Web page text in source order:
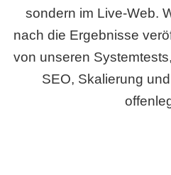
sondern im Live-Web.
nach die Ergebnisse
von unseren
SEO, Skalierung